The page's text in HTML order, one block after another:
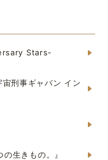
Stars-
刑事ギャバン イン
生きもの。』